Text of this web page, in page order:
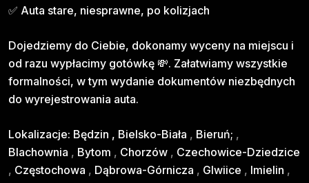
✅ Auta stare, niesprawne, po kolizjach
Dojedziemy do Ciebie, dokonamy wyceny na miejscu i
od razu wypłacimy gotówkę 💸. Załatwiamy wszystkie
formalności, w tym wydanie dokumentów niezbędnych
do wyrejestrowania auta.
Lokalizacje: Będzin , Bielsko-Biała , Bieruń; ,
Blachownia , Bytom , Chorzów , Czechowice-Dziedzice
, Częstochowa , Dąbrowa-Górnicza , Glwiice , Imielin ,